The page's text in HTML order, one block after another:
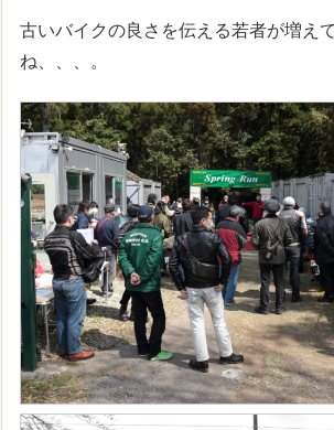
古いバイクの良さを伝える若者が増え
ね、、、。